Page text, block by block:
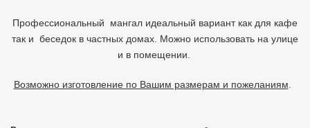
Профессиональный мангал идеальный вариант как для кафе
так и беседок в частных домах. Можно использовать на улице
и в помещении.
Возможно изготовление по Вашим размерам и пожеланиям